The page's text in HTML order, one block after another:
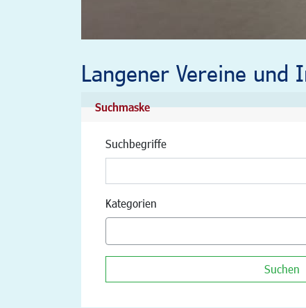
Langener Vereine und
Suchmaske
Suchbegriffe
Kategorien
Suchen